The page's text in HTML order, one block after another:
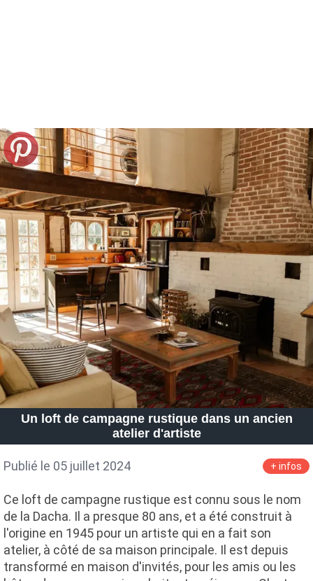
Un loft de campagne rustique dans un ancien
atelier d'artiste
Publié le 05 juillet 2024 + infos
Ce loft de campagne rustique est connu sous le nom
de la Dacha. Il a presque 80 ans, et a été construit à
l'origine en 1945 pour un artiste qui en a fait son
atelier, à côté de sa maison principale. Il est depuis
transformé en maison d'invités, pour les amis ou les